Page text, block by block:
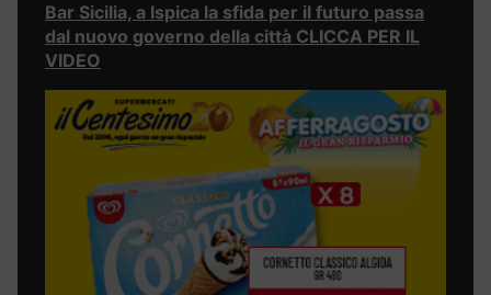
Bar Sicilia, a Ispica la sfida per il futuro passa
dal nuovo governo della città CLICCA PER IL
VIDEO